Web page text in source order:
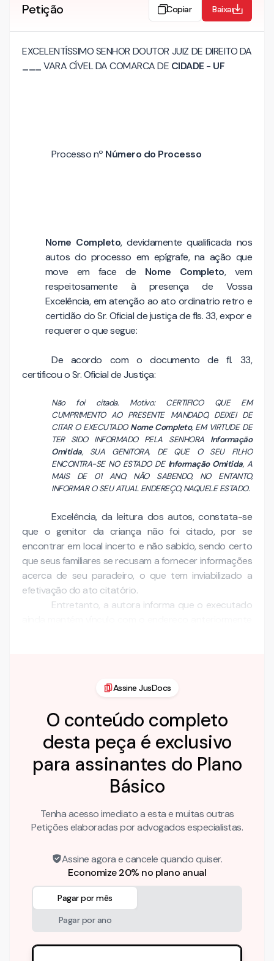
Petição Copiar Baixar
EXCELENTÍSSIMO SENHOR DOUTOR JUIZ DE DIREITO DA
VARA CÍVEL DA COMARCA DE CIDADE - UF
Processo nº Número do Processo
Nome Completo, devidamente qualificada nos
autos do processo em epígrafe, na ação que
move em face de Nome Completo, vem
respeitosamente à presença de Vossa
Excelência, em atenção ao ato ordinatrio retro e
certidão do Sr. Oficial de justiça de fls. 33, expor e
requerer o que segue:
De acordo com o documento de fl. 33,
certificou o Sr. Oficial de Justiça:
Não foi citada. Motivo: CERTIFICO QUE EM
CUMPRIMENTO AO PRESENTE MANDADO, DEIXEI DE
CITAR O EXECUTADO Nome Completo, EM VIRTUDE DE
TER SIDO INFORMADO PELA SENHORA Informação
Omitida, SUA GENITORA, DE QUE O SEU FILHO
ENCONTRA-SE NO ESTADO DE Informação Omitida, A
MAIS DE 01 ANO, NÃO SABENDO, NO ENTANTO,
INFORMAR O SEU ATUAL ENDEREÇO, NAQUELE ESTADO.
Excelência, da leitura dos autos, constata-se
que o genitor da criança não foi citado, por se
encontrar em local incerto e não sabido, sendo certo
que seus familiares se recusam a fornecer informações
acerca de seu paradeiro, o que tem inviabilizado a
efetivação do ato citatório.
Entretanto, a autora informa que o executado
Assine JusDocs
O conteúdo completo
desta peça é exclusivo
para assinantes do Plano
Básico
Tenha acesso imediato a esta e muitas outras
Petições elaboradas por advogados especialistas.
Assine agora e cancele quando quiser.
Economize 20% no plano anual
Pagar por mês
Pagar por ano